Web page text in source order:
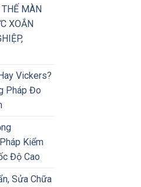
MÀN
XOẮN
Vickers?
Pháp Đo
Kiểm
Độ Cao
Sửa Chữa